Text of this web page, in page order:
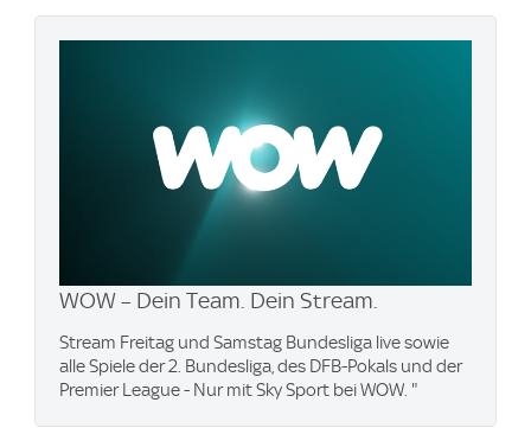
WOW – Dein Team. Dein Stream.
Stream Freitag und Samstag Bundesliga live sowie
alle Spiele der 2. Bundesliga, des DFB-Pokals und der
Premier League - Nur mit Sky Sport bei WOW. "